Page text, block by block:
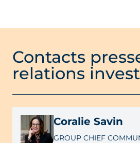
Contacts
relations
Coralie Savin
GROUP CHIEF